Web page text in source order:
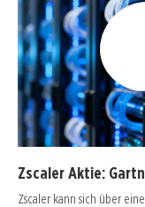
Zscaler Aktie:
Zscaler kann sich über